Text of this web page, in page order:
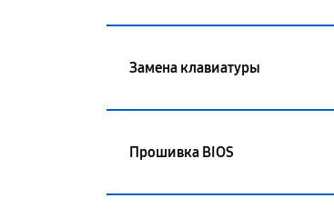
Замена клавиатуры
Прошивка BIOS